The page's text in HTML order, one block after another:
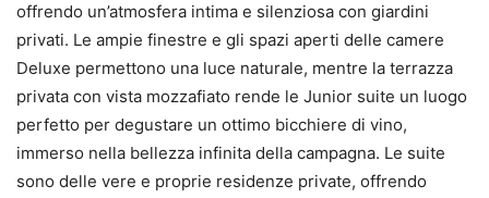
offrendo un’atmosfera intima e silenziosa con giardini
privati. Le ampie finestre e gli spazi aperti delle camere
Deluxe permettono una luce naturale, mentre la terrazza
privata con vista mozzafiato rende le Junior suite un luogo
perfetto per degustare un ottimo bicchiere di vino,
immerso nella bellezza infinita della campagna. Le suite
sono delle vere e proprie residenze private, offrendo